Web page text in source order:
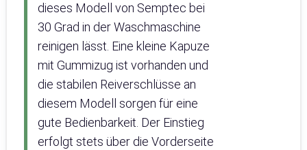
dieses Modell von Semptec bei
30 Grad in der Waschmaschine
reinigen lässt. Eine kleine Kapuze
mit Gummizug ist vorhanden und
die stabilen Reiverschlüsse an
diesem Modell sorgen für eine
gute Bedienbarkeit. Der Einstieg
erfolgt stets über die Vorderseite